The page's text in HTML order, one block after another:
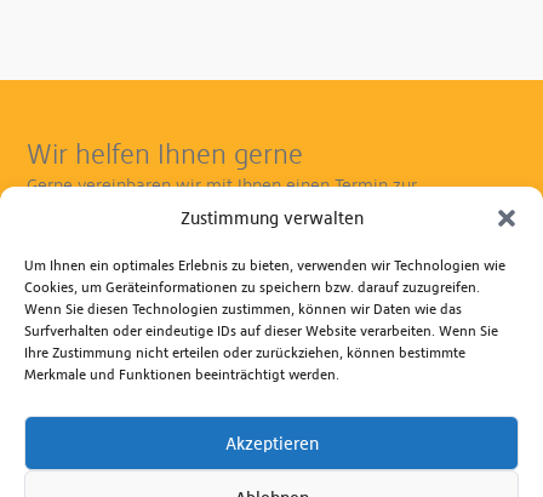
Zustimmung verwalten
Um Ihnen ein optimales Erlebnis zu bieten, verwenden wir Technologien wie
Cookies, um Geräteinformationen zu speichern bzw. darauf zuzugreifen.
Wenn Sie diesen Technologien zustimmen, können wir Daten wie das
Surfverhalten oder eindeutige IDs auf dieser Website verarbeiten. Wenn Sie
Ihre Zustimmung nicht erteilen oder zurückziehen, können bestimmte
Merkmale und Funktionen beeinträchtigt werden.
Akzeptieren
Wir helfen Ihnen gerne
Gerne vereinbaren wir mit Ihnen einen Termin zur
Gerätevorführung. So wissen Sie ganz genau, welches Gerät
Kontaktieren Sie uns zu Fragen rund um die Anwendung
unserer Produkte, Reparatur- und Ersatzteilservice.
Beratungshotline Mo. bis Fr. 8.00 - 17.00 Uhr
+49 381 6586-830
Senden Sie uns eine E-Mail
Zum Kontaktformular